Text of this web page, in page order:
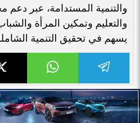
والتنمية المستدامة، عبر دعم
والتعليم وتمكين المرأة
يسهم في تحقيق التنمية